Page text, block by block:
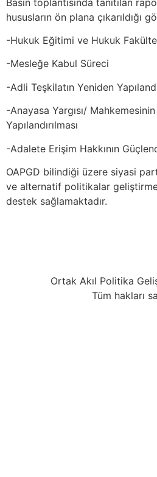
hususların ön plana çıkarıldığı
-Hukuk Eğitimi ve Hukuk
-Mesleğe Kabul Süreci
-Adli Teşkilatın Yeniden
-Anayasa Yargısı/
Yapılandırılması
-Adalete Erişim Hakkının
OAPGD bilindiği üzere siyasi
ve alternatif politikalar
destek sağlamaktadır.
Ortak Akıl Politika
Tüm hakları